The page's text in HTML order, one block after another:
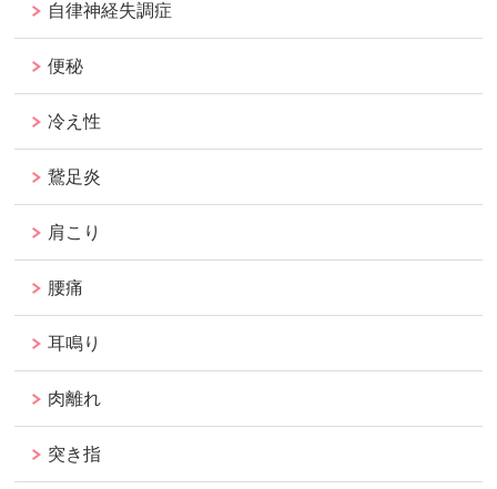
自律神経失調症
便秘
冷え性
鵞足炎
肩こり
腰痛
耳鳴り
肉離れ
突き指